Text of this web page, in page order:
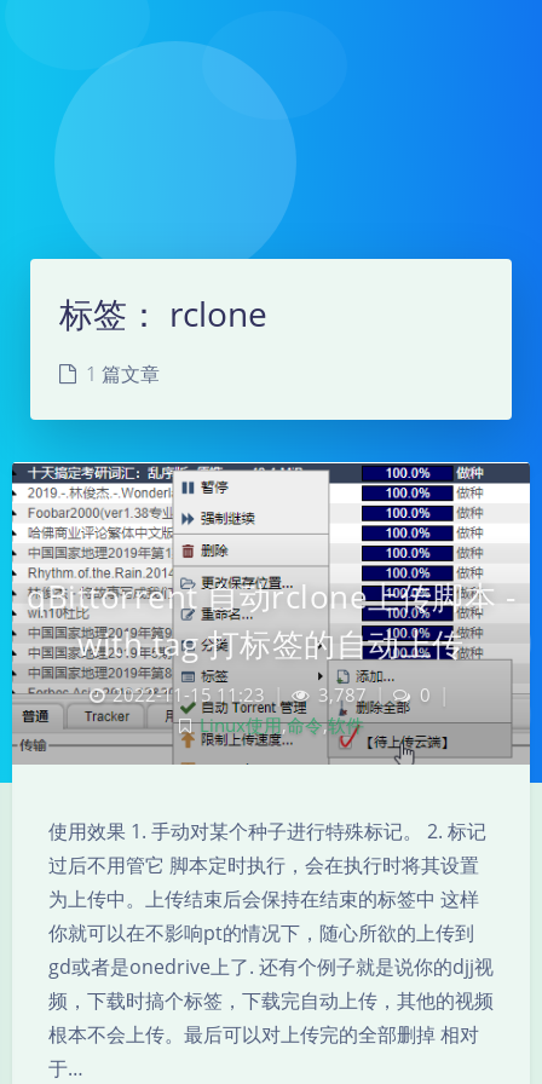
夜间模式
Sans Serif Serif
标签： rclone
1 篇文章
qBittorrent 自动rclone上传脚本 -
with tag 打标签的自动上传
2022-11-15 11:23 | 3,787 | 0
Linux使用,命令,软件
使用效果 1. 手动对某个种子进行特殊标记。 2. 标记
过后不用管它 脚本定时执行，会在执行时将其设置
为上传中。上传结束后会保持在结束的标签中 这样
你就可以在不影响pt的情况下，随心所欲的上传到
gd或者是onedrive上了. 还有个例子就是说你的djj视
频，下载时搞个标签，下载完自动上传，其他的视频
根本不会上传。最后可以对上传完的全部删掉 相对
于…